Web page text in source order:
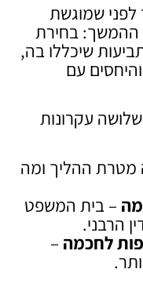
שמוגשת
ההמשך: בחירת
שיכללו בה,
עם
עקרונות
ההליך ומה
– בית המשפט
הרבני.
לחכמה –